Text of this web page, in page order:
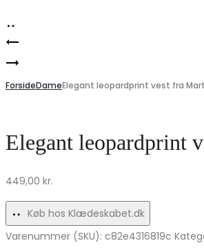
Product
navigation
Amanda
615
Udsalg
nu!
Elegant
boheme
teenagere
must-
have!
ForsideDameElegant leopardprint vest fra
Elegant leopardprint
449,00 kr.
Køb hos Klædeskabet.dk
Varenummer (SKU): c82e4316819c